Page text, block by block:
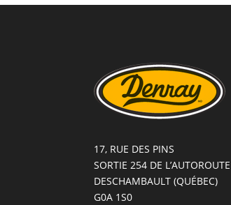
17, RUE DES PINS
SORTIE 254 DE
DESCHAMBAULT (QUÉBEC)
G0A 1S0